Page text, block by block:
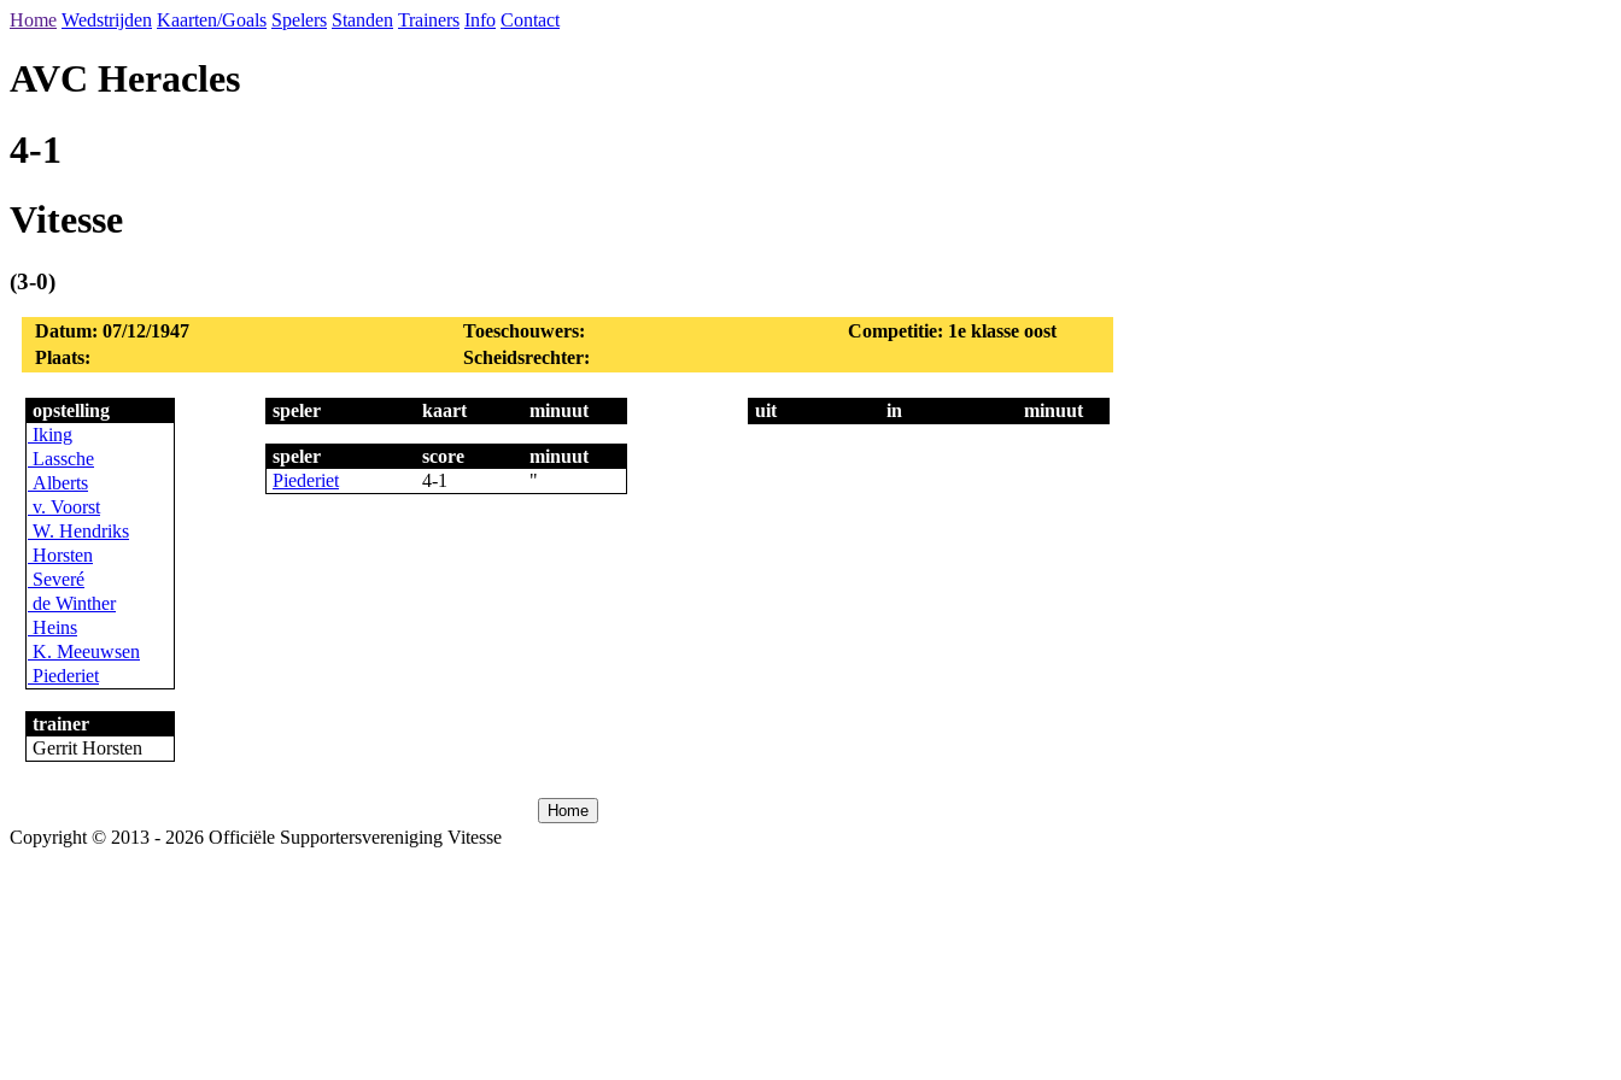
Home Wedstrijden Kaarten/Goals Spelers Standen Trainers Info Contact
AVC Heracles
4-1
Vitesse
(3-0)
Datum: 07/12/1947 Toeschouwers:
Competitie: 1e klasse oost
Plaats:
Scheidsrechter:
opstelling
Iking
Lassche
Alberts
v. Voorst
W. Hendriks
Horsten
Severé
de Winther
Heins
K. Meeuwsen
Piederiet
trainer
Gerrit Horsten
speler kaart minuut
speler score
minuut
Piederiet
4-1 "
uit in minuut
Copyright © 2013 - 2026 Officiële Supportersvereniging Vitesse